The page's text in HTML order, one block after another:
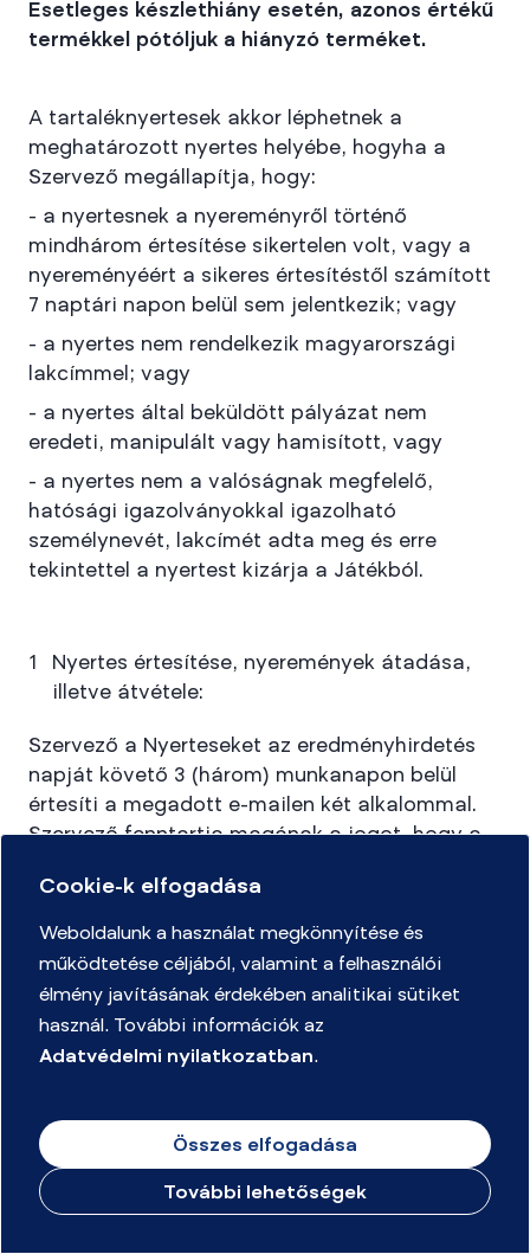
Esetleges készlethiány esetén, azonos értékű
termékkel pótóljuk a hiányzó terméket.
A tartaléknyertesek akkor léphetnek a
meghatározott nyertes helyébe, hogyha a
Szervező megállapítja, hogy:
- a nyertesnek a nyereményről történő
mindhárom értesítése sikertelen volt, vagy a
nyereményéért a sikeres értesítéstől számított
7 naptári napon belül sem jelentkezik; vagy
- a nyertes nem rendelkezik magyarországi
lakcímmel; vagy
- a nyertes által beküldött pályázat nem
eredeti, manipulált vagy hamisított, vagy
- a nyertes nem a valóságnak megfelelő,
hatósági igazolványokkal igazolható
személynevét, lakcímét adta meg és erre
tekintettel a nyertest kizárja a Játékból.
Nyertes értesítése, nyeremények átadása,
illetve átvétele:
Szervező a Nyerteseket az eredményhirdetés
napját követő 3 (három) munkanapon belül
értesíti a megadott e-mailen két alkalommal.
Szervező fenntartja magának a jogot, hogy a
esetén további alkalmakkor is megkísérelje.
A sikeres értesítést követően a Nyertesnek 7
naptári napon belül el kell küldenie az alábbi
adatait emailben:
- teljes név (vezeték- és keresztnév)
- telefonszám
- irányítószám
Cookie-k elfogadása
Weboldalunk a használat megkönnyítése és
működtetése céljából, valamint a felhasználói
élmény javításának érdekében analitikai sütiket
használ. További információk az
Adatvédelmi nyilatkozatban.
Összes elfogadása
További lehetőségek